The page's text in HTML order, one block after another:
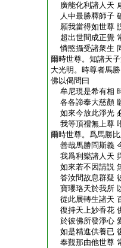
廣能化利諸人天
人中最勝釋師子
願我當得如世尊
超出世間成正覺
憐愍攝受諸衆生
爾時世尊。知諸天
大光明。時尊者馬
佛以偈問曰
牟尼現是希有相
各各諦奉大慈顏
如來今放此淨光
我等頂禮無上尊
爾時世尊。爲馬勝
善哉馬勝問斯義
我爲利樂諸人天
如來若不因請説
答汝問故息群疑
寶瓔珞天於我所
從此展轉生諸天
復持天上妙香花
於彼佛所發淨心
如是精進供養已
奉覲那由他世尊